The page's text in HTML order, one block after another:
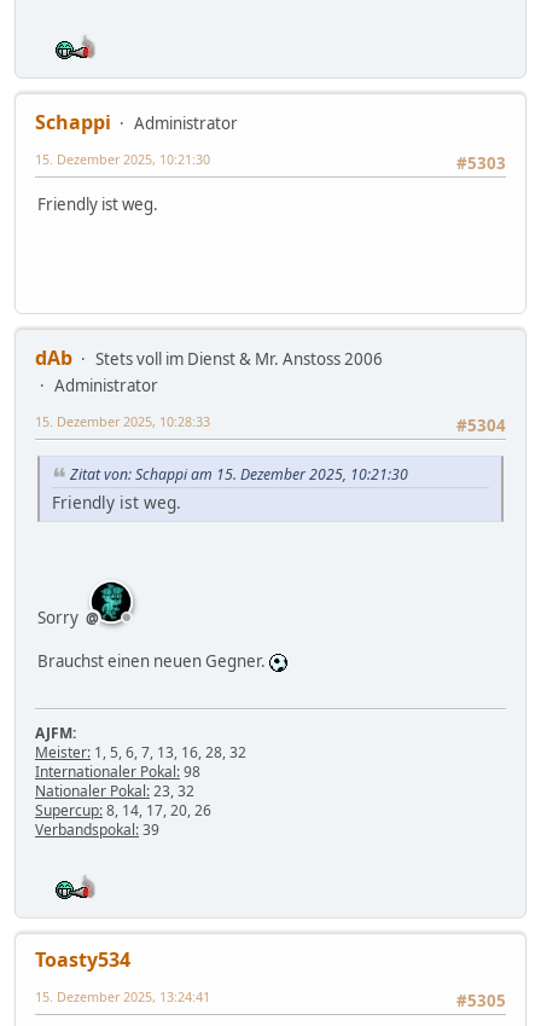
Schappi
Administrator
#5303
15. Dezember 2025, 10:21:30
Friendly ist weg.
dAb
Stets voll im Dienst & Mr. Anstoss 2006
Administrator
#5304
15. Dezember 2025, 10:28:33
Zitat von: Schappi am 15. Dezember 2025, 10:21:30
Friendly ist weg.
Sorry
Brauchst einen neuen Gegner.
AJFM:
Meister: 1, 5, 6, 7, 13, 16, 28, 32
Internationaler Pokal:98
Nationaler Pokal:23, 32
Supercup:8, 14, 17, 20, 26
Verbandspokal:39
Toasty534
#5305
15. Dezember 2025, 13:24:41